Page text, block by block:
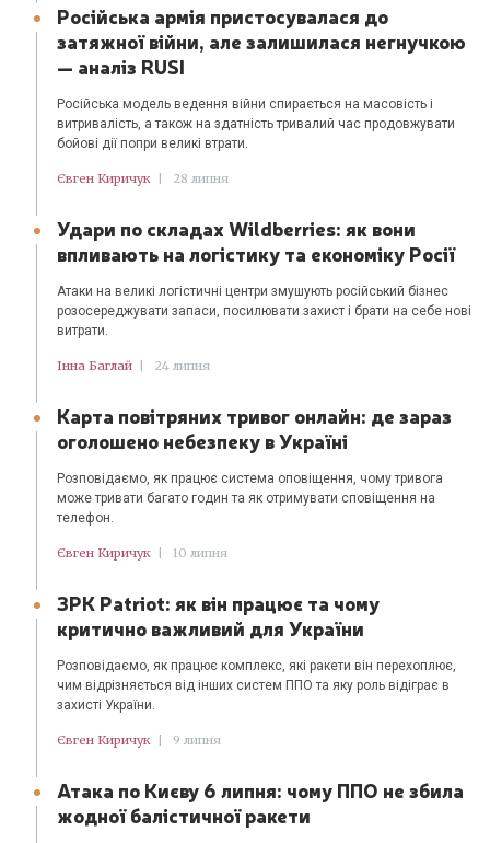
Російська армія пристосувалася до
затяжної війни, але залишилася негнучкою
— аналіз RUSI
Російська модель ведення війни спирається на масовість і
витривалість, а також на здатність тривалий час продовжувати
бойові дії попри великі втрати.
Євген Киричук | 28 липня
Удари по складах Wildberries: як вони
впливають на логістику та економіку Росії
Атаки на великі логістичні центри змушують російський бізнес
розосереджувати запаси, посилювати захист і брати на себе нові
витрати.
Інна Баглай | 24 липня
Карта повітряних тривог онлайн: де зараз
оголошено небезпеку в Україні
Розповідаємо, як працює система оповіщення, чому тривога
може тривати багато годин та як отримувати сповіщення на
телефон.
Євген Киричук | 10 липня
ЗРК Patriot: як він працює та чому
критично важливий для України
Розповідаємо, як працює комплекс, які ракети він перехоплює,
чим відрізняється від інших систем ППО та яку роль відіграє в
захисті України.
Євген Киричук | 9 липня
Атака по Києву 6 липня: чому ППО не збила
жодної балістичної ракети